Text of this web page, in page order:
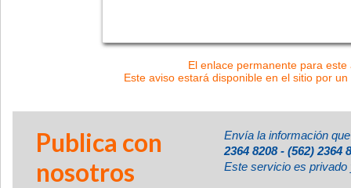
El enlace permanente para
Este aviso estará disponible en el sitio por
Publica con
nosotros
Envía la información
2364 8208 - (562) 2364
Este servicio es privado